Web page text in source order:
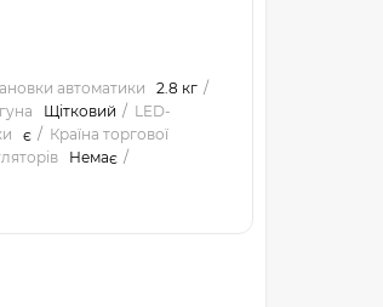
автоматики
2.8 кг
Щітковий
LED-
є
Країна торгової
Немає